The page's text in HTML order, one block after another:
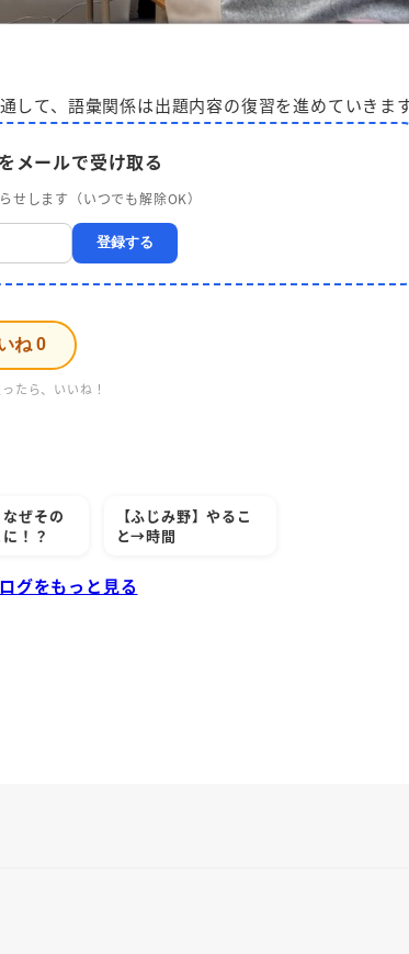
て、語彙関係は出題内容の復習を進めていきま
メールで受け取る
せします（いつでも解除OK）
登録する
ね0
たら、いいね！
なぜその
！？
【ふじみ野】やるこ
と→時間
をもっと見る